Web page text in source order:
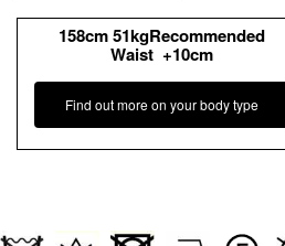
158cm 51kgRecommended
Waist +10cm
Find out more on your body type